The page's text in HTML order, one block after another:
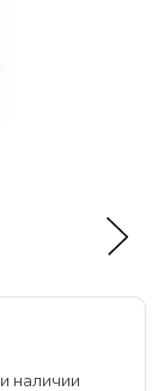
наличии